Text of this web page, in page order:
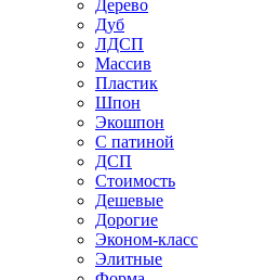
Дерево
Дуб
ЛДСП
Массив
Пластик
Шпон
Экошпон
С патиной
ДСП
Стоимость
Дешевые
Дорогие
Эконом-класс
Элитные